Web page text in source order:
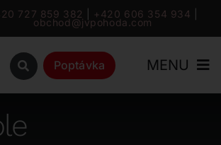
727 859 382 +420 606 354 934
obchod@jvpohoda.com
Poptávka MENU